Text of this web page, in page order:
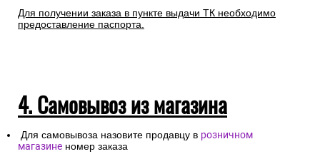
Для получении заказа в пункте выдачи ТК необходимо
предоставление паспорта.
4. Самовывоз из магазина
Для самовывоза назовите продавцу в розничном
магазине номер заказа